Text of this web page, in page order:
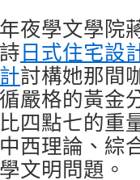
夜學文學院
日式住宅設
討構她那間
嚴格的黃金
四點七的重
西理論、綜
文明問題。